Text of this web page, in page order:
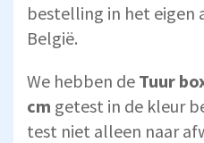
bestelling in het eigen
België.
We hebben de Tuur
cm getest in de kleur
test niet alleen naar